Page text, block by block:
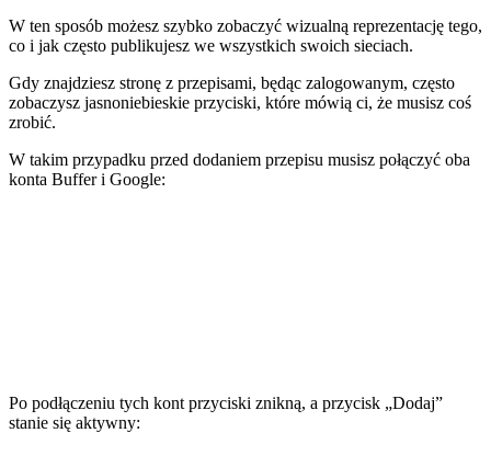
W ten sposób możesz szybko zobaczyć wizualną reprezentację tego,
co i jak często publikujesz we wszystkich swoich sieciach.
Gdy znajdziesz stronę z przepisami, będąc zalogowanym, często
zobaczysz jasnoniebieskie przyciski, które mówią ci, że musisz coś
zrobić.
W takim przypadku przed dodaniem przepisu musisz połączyć oba
konta Buffer i Google:
Po podłączeniu tych kont przyciski znikną, a przycisk „Dodaj”
stanie się aktywny: